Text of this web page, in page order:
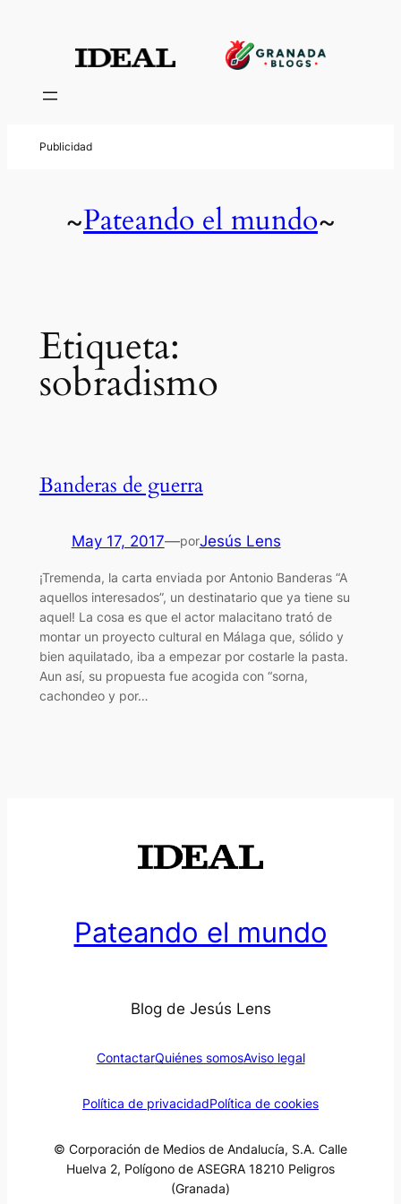
contenido
~Pateando el mundo~
Etiqueta:
sobradismo
Banderas de guerra
May 17, 2017—porJesús Lens
¡Tremenda, la carta enviada por Antonio Banderas “A
aquellos interesados”, un destinatario que ya tiene su
aquel! La cosa es que el actor malacitano trató de
montar un proyecto cultural en Málaga que, sólido y
bien aquilatado, iba a empezar por costarle la pasta.
Aun así, su propuesta fue acogida con “sorna,
cachondeo y por…
Pateando el mundo
Blog de Jesús Lens
ContactarQuiénes somosAviso legal
Política de privacidadPolítica de cookies
© Corporación de Medios de Andalucía, S.A. Calle
Huelva 2, Polígono de ASEGRA 18210 Peligros
(Granada)